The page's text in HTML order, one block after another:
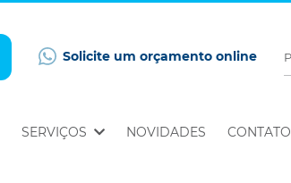
Solicite um orçamento online
SERVIÇOS NOVIDADES CONTATO